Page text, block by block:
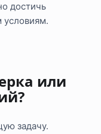
достичь
или
задачу.